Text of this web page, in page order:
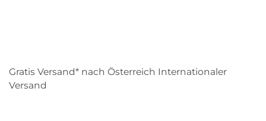
Gratis Versand* nach Österreich Internationaler
Versand